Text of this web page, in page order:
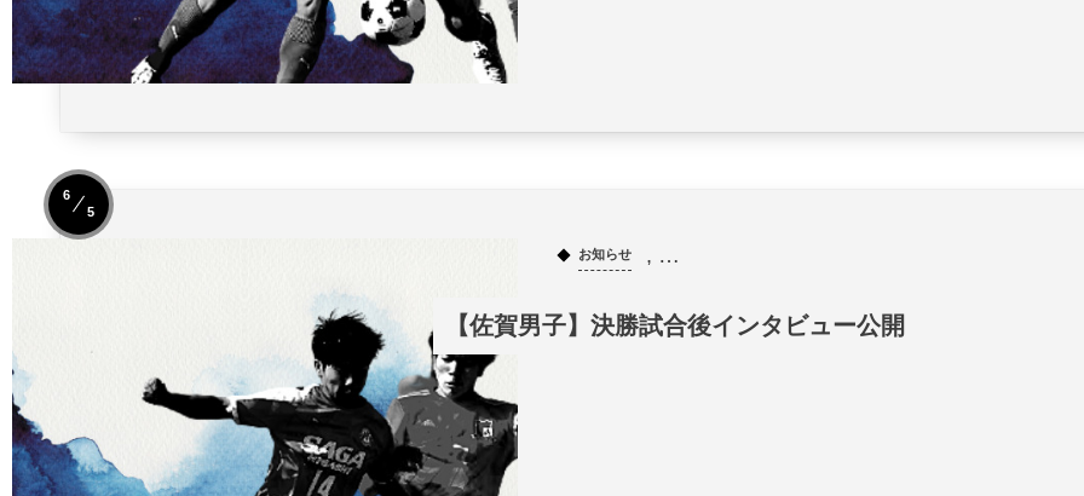
お知らせ , …
【佐賀男子】決勝試合後インタビュー公開
6
5